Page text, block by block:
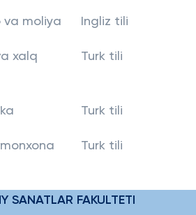
va moliya Ingliz tili
xalq
Turk tili
Turk tili
Turk tili
SANATLAR FAKULTETI